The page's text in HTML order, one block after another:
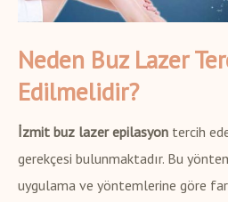
Neden Buz Lazer
Edilmelidir?
İzmit buz lazer epilasyon tercih
gerekçesi bulunmaktadır. Bu
uygulama ve yöntemlerine göre